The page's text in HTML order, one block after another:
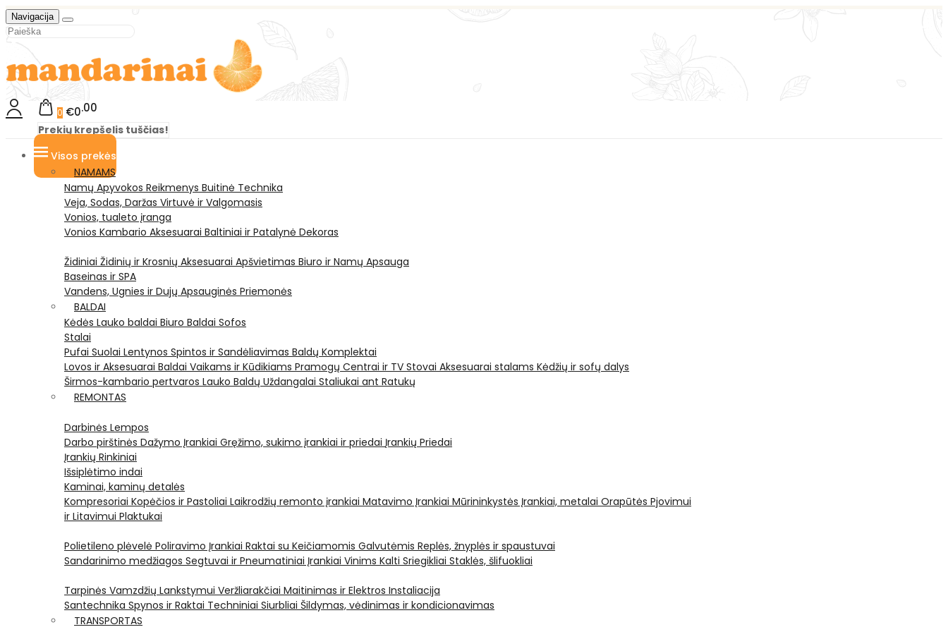
Navigacija
0 €0 00
Prekių krepšelis tuščias!
Visos prekės
NAMAMS
Namų Apyvokos Reikmenys Buitinė Technika
Veja, Sodas, Daržas Virtuvė ir Valgomasis
Vonios, tualeto įranga
Vonios Kambario Aksesuarai Baltiniai ir Patalynė Dekoras
Židiniai Židinių ir Krosnių Aksesuarai Apšvietimas Biuro ir Namų Apsauga
Baseinas ir SPA
Vandens, Ugnies ir Dujų Apsauginės Priemonės
BALDAI
Kėdės Lauko baldai Biuro Baldai Sofos
Stalai
Pufai Suolai Lentynos Spintos ir Sandėliavimas Baldų Komplektai
Lovos ir Aksesuarai Baldai Vaikams ir Kūdikiams Pramogų Centrai ir TV Stovai Aksesuarai stalams Kėdžių ir sofų dalys
Širmos-kambario pertvaros Lauko Baldų Uždangalai Staliukai ant Ratukų
REMONTAS
Darbinės Lempos
Darbo pirštinės Dažymo Įrankiai Gręžimo, sukimo įrankiai ir priedai Įrankių Priedai
Įrankių Rinkiniai
Išsiplėtimo indai
Kaminai, kaminų detalės
Kompresoriai Kopėčios ir Pastoliai Laikrodžių remonto įrankiai Matavimo Įrankiai Mūrininkystės Įrankiai, metalai Orapūtės Pjovimui
ir Litavimui Plaktukai
Polietileno plėvelė Poliravimo Įrankiai Raktai su Keičiamomis Galvutėmis Replės, žnyplės ir spaustuvai
Sandarinimo medžiagos Segtuvai ir Pneumatiniai Įrankiai Vinims Kalti Sriegikliai Staklės, šlifuokliai
Tarpinės Vamzdžių Lankstymui Veržliarakčiai Maitinimas ir Elektros Instaliacija
Santechnika Spynos ir Raktai Techniniai Siurbliai Šildymas, vėdinimas ir kondicionavimas
TRANSPORTAS